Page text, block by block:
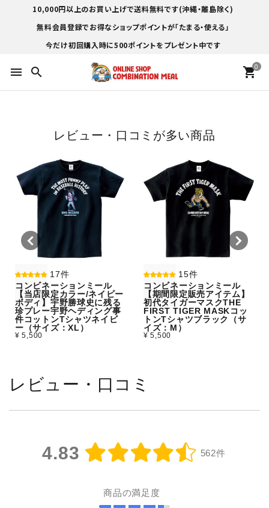
10,000円以上のお買い上げで送料無料です(沖縄・離島除く)
無料会員登録でお得なショップポイントが「たまる・使える」
今だけ初回購入時に500ポイントをプレゼント中です
menu search 0
shopping_cart
レビュー・口コミが多い商品
17件
コンビネーションミール
【当店限定カラー/ネイビー
ボディ】宇野勝球史に残る
珍プレー宇野ヘディング事
件コットンTシャツネイビ
ー（サイズ：XL）
¥ 5,500
15件
コンビネーションミール
【期間限定販売アイテム】
初代タイガーマスクTHE
FIRST TIGER MASKコッ
トンTシャツブラック（サ
イズ：M）
¥ 5,500
レビュー・口コミ
4.83 562件
商品の満足度